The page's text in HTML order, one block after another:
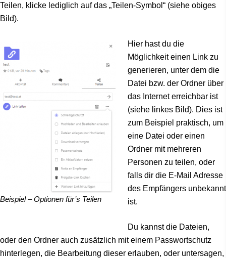
Teilen, klicke lediglich auf das „Teilen-Symbol“ (siehe obiges
Bild).
Beispiel – Optionen für’s Teilen
Hier hast du die
Möglichkeit einen Link zu
generieren, unter dem die
Datei bzw. der Ordner über
das Internet erreichbar ist
(siehe linkes Bild). Dies ist
zum Beispiel praktisch, um
eine Datei oder einen
Ordner mit mehreren
Personen zu teilen, oder
falls dir die E-Mail Adresse
des Empfängers unbekannt
ist.
Du kannst die Dateien,
oder den Ordner auch zusätzlich mit einem Passwortschutz
hinterlegen, die Bearbeitung dieser erlauben, oder untersagen,